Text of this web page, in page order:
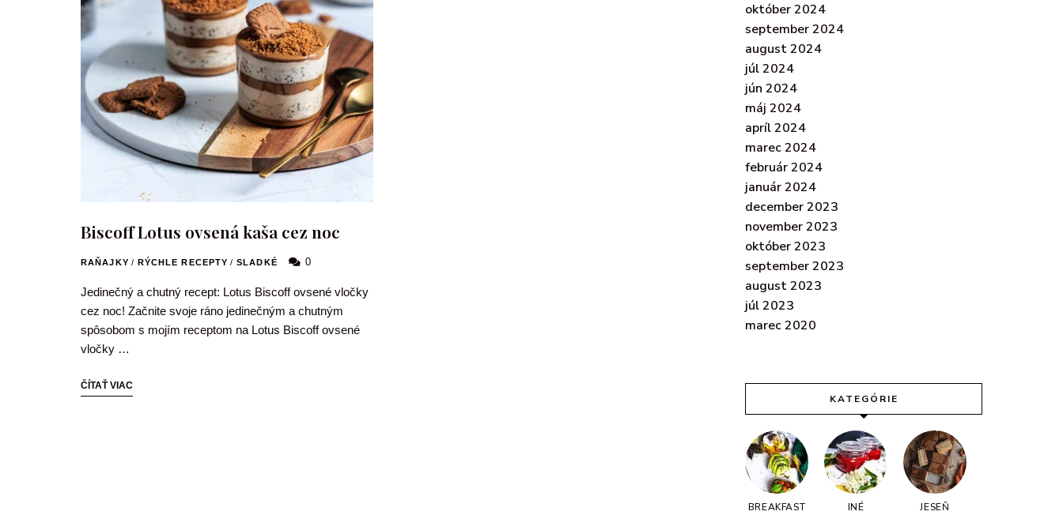
Biscoff Lotus ovsená kaša cez noc
RAŇAJKY / RÝCHLE RECEPTY / SLADKÉ 0
Jedinečný a chutný recept: Lotus Biscoff ovsené vločky
cez noc! Začnite svoje ráno jedinečným a chutným
spôsobom s mojím receptom na Lotus Biscoff ovsené
vločky …
ČÍTAŤ VIAC
október 2024
september 2024
august 2024
júl 2024
jún 2024
máj 2024
apríl 2024
marec 2024
február 2024
január 2024
december 2023
november 2023
október 2023
september 2023
august 2023
júl 2023
marec 2020
KATEGÓRIE
BREAKFAST INÉ JESEŇ